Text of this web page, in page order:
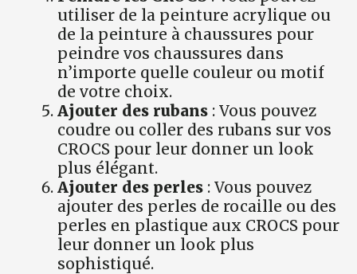
utiliser de la peinture acrylique ou
de la peinture à chaussures pour
peindre vos chaussures dans
n’importe quelle couleur ou motif
de votre choix.
Ajouter des rubans : Vous pouvez
coudre ou coller des rubans sur vos
CROCS pour leur donner un look
plus élégant.
Ajouter des perles : Vous pouvez
ajouter des perles de rocaille ou des
perles en plastique aux CROCS pour
leur donner un look plus
sophistiqué.